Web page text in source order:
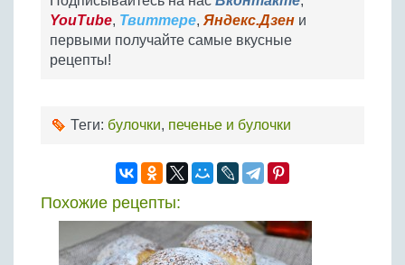
YouTube, Твиттере, Яндекс.Дзен и
первыми получайте самые вкусные
рецепты!
Теги: булочки, печенье и булочки
Похожие рецепты: